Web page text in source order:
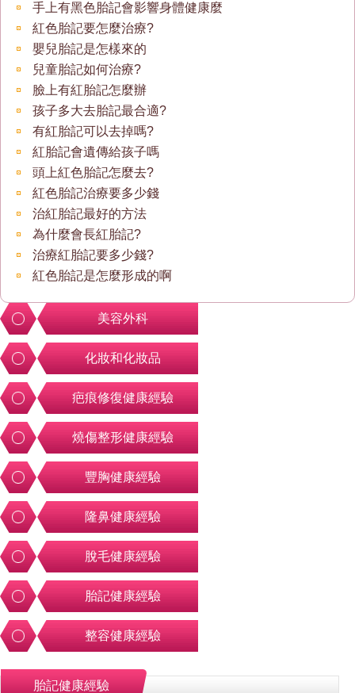
手上有黑色胎記會影響身體健康麼
紅色胎記要怎麼治療?
嬰兒胎記是怎樣來的
兒童胎記如何治療?
臉上有紅胎記怎麼辦
孩子多大去胎記最合適?
有紅胎記可以去掉嗎?
紅胎記會遺傳給孩子嗎
頭上紅色胎記怎麼去?
紅色胎記治療要多少錢
治紅胎記最好的方法
為什麼會長紅胎記?
治療紅胎記要多少錢?
紅色胎記是怎麼形成的啊
美容外科
化妝和化妝品
疤痕修復健康經驗
燒傷整形健康經驗
豐胸健康經驗
隆鼻健康經驗
脫毛健康經驗
胎記健康經驗
整容健康經驗
胎記健康經驗